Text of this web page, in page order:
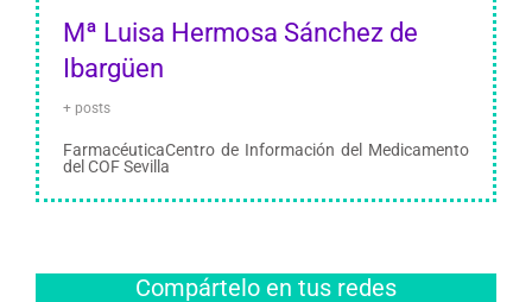
Mª Luisa Hermosa Sánchez de
Ibargüen
+ posts
FarmacéuticaCentro de Información del Medicamento
del COF Sevilla
Compártelo en tus redes